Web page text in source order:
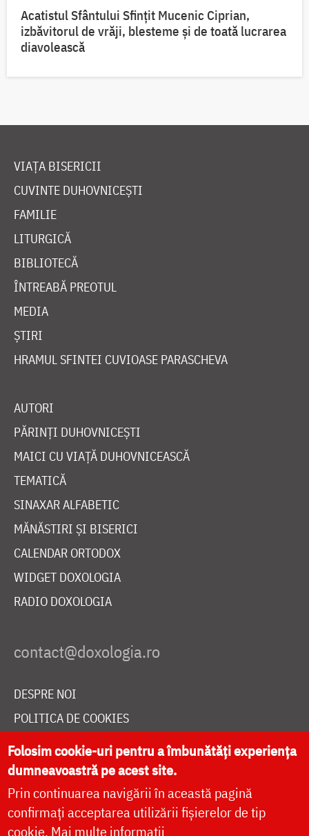
Acatistul Sfântului Sfințit Mucenic Ciprian,
izbăvitorul de vrăji, blesteme și de toată lucrarea
diavolească
VIAȚA BISERICII
CUVINTE DUHOVNICEȘTI
FAMILIE
LITURGICĂ
BIBLIOTECĂ
ÎNTREABĂ PREOTUL
MEDIA
ȘTIRI
HRAMUL SFINTEI CUVIOASE PARASCHEVA
AUTORI
PĂRINȚI DUHOVNICEȘTI
MAICI CU VIAȚĂ DUHOVNICEASCĂ
TEMATICĂ
SINAXAR ALFABETIC
MĂNĂSTIRI ȘI BISERICI
CALENDAR ORTODOX
WIDGET DOXOLOGIA
RADIO DOXOLOGIA
DESPRE NOI
POLITICA DE COOKIES
DONEAZĂ ONLINE PENTRU CATEDRALA NAȚIONALĂ
LIVE
Folosim cookie-uri pentru a îmbunătăți experiența
dumneavoastră pe acest site.
Prin continuarea navigării în această pagină
confirmați acceptarea utilizării fișierelor de tip
cookie. Mai multe informații